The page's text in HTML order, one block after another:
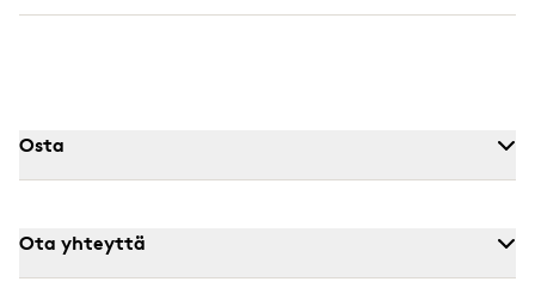
Osta
Ota yhteyttä